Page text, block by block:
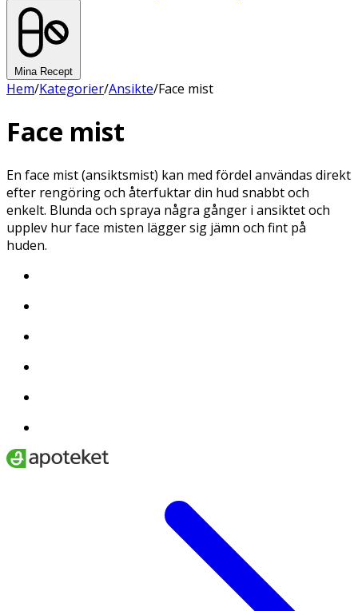
Mina Recept
Hem/Kategorier/Ansikte/Face mist
Face mist
En face mist (ansiktsmist) kan med fördel användas direkt
efter rengöring och återfuktar din hud snabbt och
enkelt. Blunda och spraya några gånger i ansiktet och
upplev hur face misten lägger sig jämn och fint på
huden.